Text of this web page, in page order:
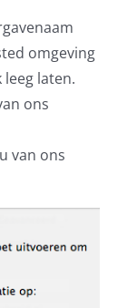
omgeving
laten.
ons
van ons